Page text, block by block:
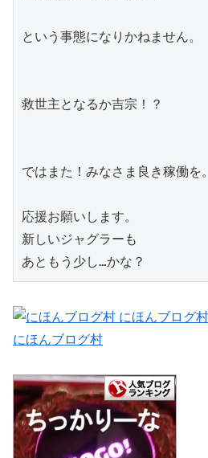
という事態になりかねません。
救世主となるか吉宗！？
ではまた！みなさま良き稼働を。
応援お願いします。
新しいジャグラーも
あともう少し…かな？
にほんブログ村